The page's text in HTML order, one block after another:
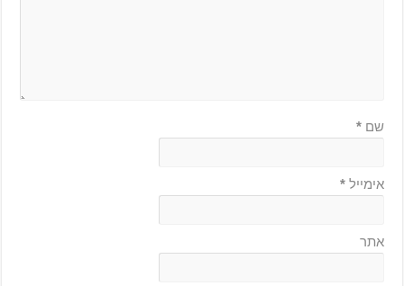
שם *
אימייל *
אתר